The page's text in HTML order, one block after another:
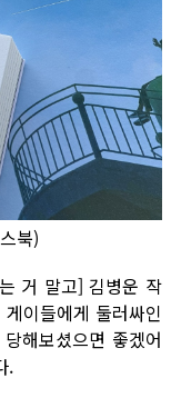
북)
거 말고] 김병운 작
이들에게 둘러싸인
해보셨으면 좋겠어
.